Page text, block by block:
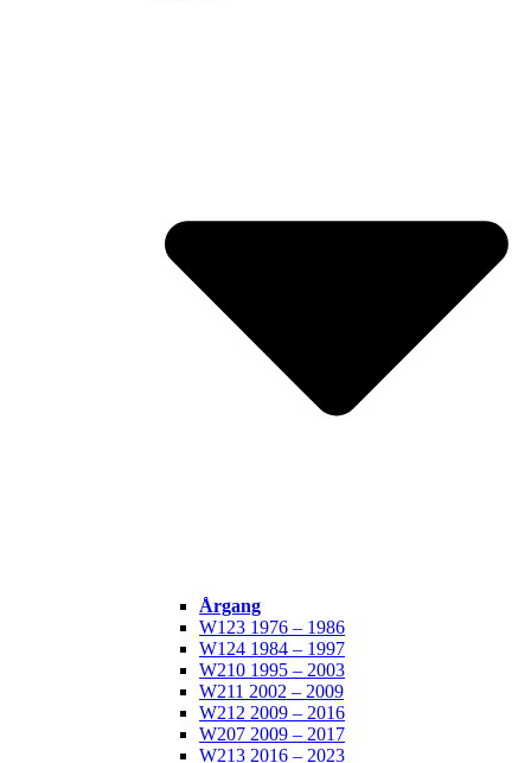
Årgang
W123 1976 – 1986
W124 1984 – 1997
W210 1995 – 2003
W211 2002 – 2009
W212 2009 – 2016
W207 2009 – 2017
W213 2016 – 2023